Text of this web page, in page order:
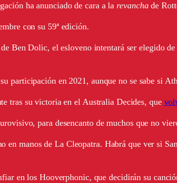
ha anunciado de cara a larevanchade
con su 59ª edición.
Ben Dolic, el esloveno intentará ser elegido
participación en 2021, aunque no se sabe si
tras su victoria en el Australia Decides, que
para desencanto de muchos que no
en manos de La Cleopatra. Habrá que ver si
en los Hooverphonic, que decidirán su